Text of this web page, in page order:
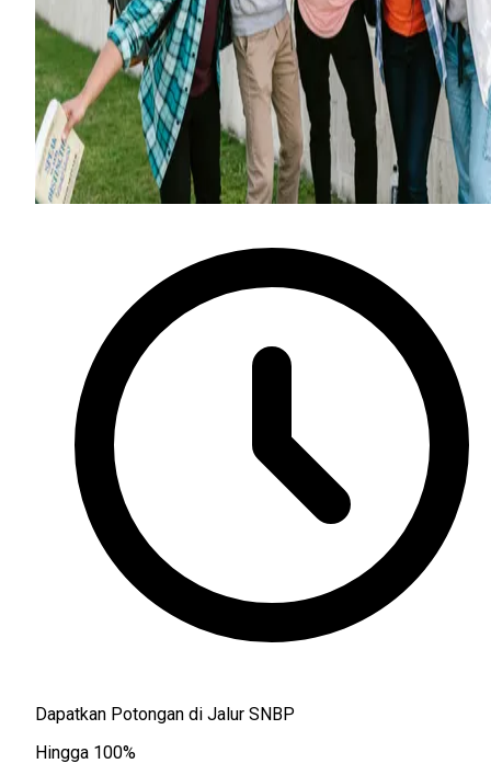
Dapatkan Potongan di Jalur SNBP
Hingga 100%